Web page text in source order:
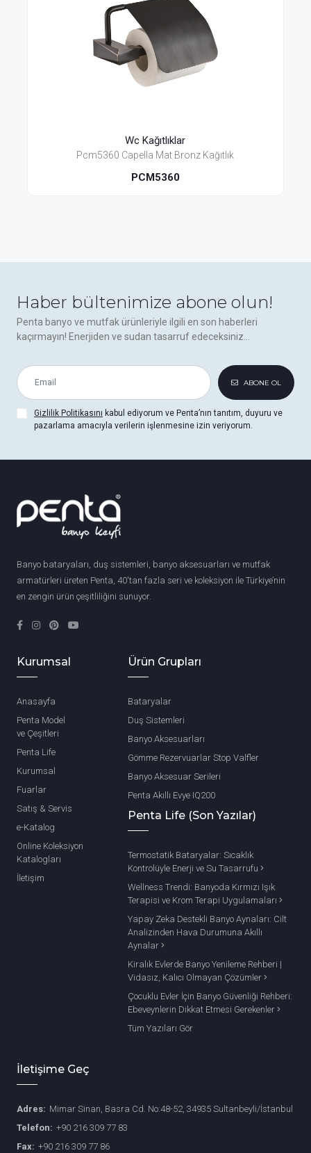
Wc Kağıtlıklar
Pcm5360 Capella Mat Bronz Kağıtlık
PCM5360
Haber bültenimize abone olun!
Penta banyo ve mutfak ürünleriyle ilgili en son haberleri
kaçırmayın! Enerjiden ve sudan tasarruf edeceksiniz...
ABONE OL
Gizlilik Politikasını kabul ediyorum ve Penta’nın tanıtım, duyuru ve
pazarlama amacıyla verilerin işlenmesine izin veriyorum.
Banyo bataryaları, duş sistemleri, banyo aksesuarları ve mutfak
armatürleri üreten Penta, 40'tan fazla seri ve koleksiyon ile Türkiye’nin
en zengin ürün çeşitliliğini sunuyor.
Kurumsal
Anasayfa
Penta Model
ve Çeşitleri
Penta Life
Kurumsal
Fuarlar
Satış & Servis
e-Katalog
Online Koleksiyon
Katalogları
İletişim
Ürün Grupları
Bataryalar
Duş Sistemleri
Banyo Aksesuarları
Gömme Rezervuarlar Stop Valfler
Banyo Aksesuar Serileri
Penta Akıllı Evye IQ200
Penta Life (Son Yazılar)
Termostatik Bataryalar: Sıcaklık
Kontrolüyle Enerji ve Su Tasarrufu
Wellness Trendi: Banyoda Kırmızı Işık
Terapisi ve Krom Terapi Uygulamaları
Yapay Zeka Destekli Banyo Aynaları: Cilt
Analizinden Hava Durumuna Akıllı
Aynalar
Kiralık Evlerde Banyo Yenileme Rehberi |
Vidasız, Kalıcı Olmayan Çözümler
Çocuklu Evler İçin Banyo Güvenliği Rehberi:
Ebeveynlerin Dikkat Etmesi Gerekenler
Tüm Yazıları Gör
İletişime Geç
Adres: Mimar Sinan, Basra Cd. No:48-52, 34935 Sultanbeyli/İstanbul
Telefon: +90 216 309 77 83
Fax: +90 216 309 77 86